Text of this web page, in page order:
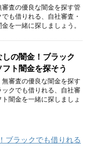
査の優良な闇金を探す管
も借りれる、自社審査・
を一緒に探しましょう。
の闇金！ブラック
ト闇金を探そう
審査の優良な闇金を探す
クでも借りれる、自社審
闇金を一緒に探しましょ
ブラックでも借りれる